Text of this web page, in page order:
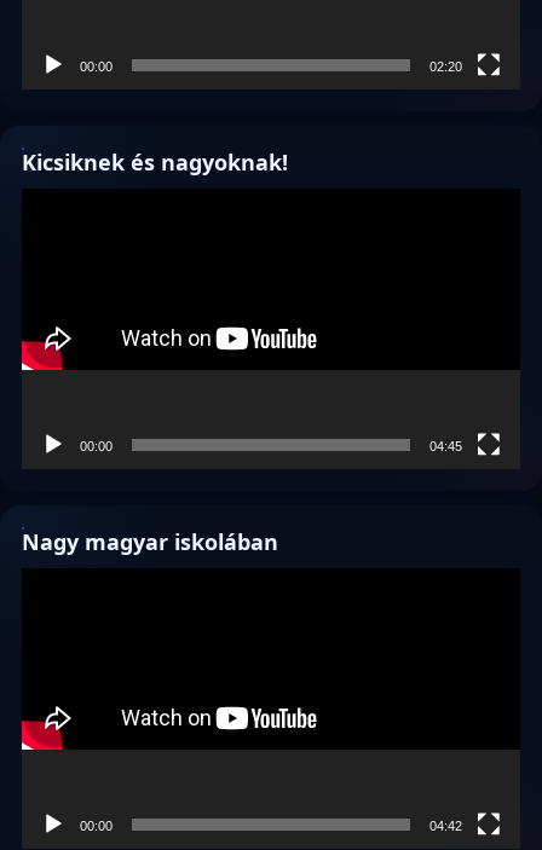
00:00 02:20
Kicsiknek és nagyoknak!
00:00 04:45
Nagy magyar iskolában
00:00 04:42